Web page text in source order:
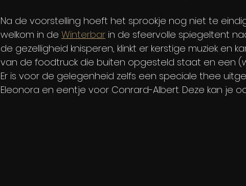
Na de voorstelling hoeft het sprookje nog niet te
welkom in de Winterbar in de sfeervolle spiegeltent
de gezelligheid knisperen, klinkt er kerstige muziek en
van de foodtruck die buiten opgesteld staat en een
Er is voor de gelegenheid zelfs een speciale thee
Eleonora en eentje voor Conrard-Albert. Deze kan je